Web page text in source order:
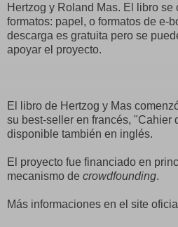
Hertzog y Roland Mas. El libro se
formatos: papel, o formatos de e-
descarga es gratuita pero se
apoyar el proyecto.
El libro de Hertzog y Mas
su best-seller en francés, "Cahier
disponible también en inglés.
El proyecto fue financiado en
mecanismo de crowdfounding.
Más informaciones en el site